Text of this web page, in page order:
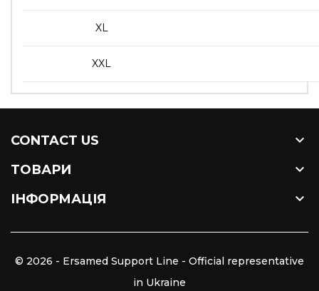
XL
XXL
CONTACT US 
ТОВАРИ 
ІНФОРМАЦІЯ 
© 2026 - Ersamed Support Line - Official representative
in Ukraine